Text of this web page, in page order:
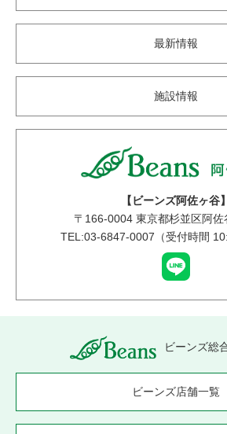
最新情報
施設情報
【ビーンズ阿佐ヶ谷】
〒 166-0004東京都杉並区阿佐
TEL:03-6847-0007（受付時間
ビーンズ総
ビーンズ店舗一覧